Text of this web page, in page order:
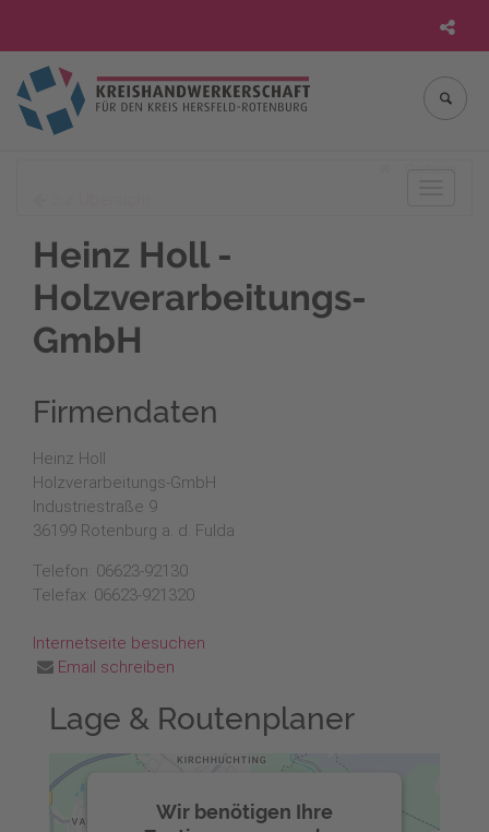
Heinz Holl -
Holzverarbeitungs-
GmbH
Firmendaten
Heinz Holl
Holzverarbeitungs-GmbH
Industriestraße 9
36199 Rotenburg a. d. Fulda
Telefon: 06623-92130
Telefax: 06623-921320
Internetseite besuchen
Email schreiben
Lage & Routenplaner
Wir benötigen Ihre